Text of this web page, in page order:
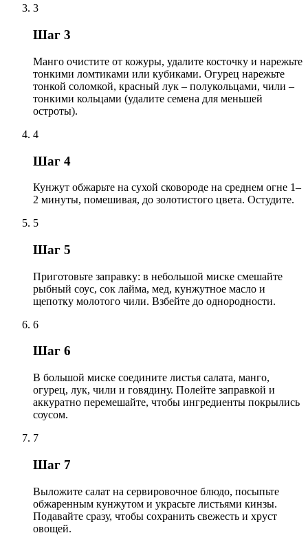
3
Шаг 3
Манго очистите от кожуры, удалите косточку и нарежьте
тонкими ломтиками или кубиками. Огурец нарежьте
тонкой соломкой, красный лук – полукольцами, чили –
тонкими кольцами (удалите семена для меньшей
остроты).
4
Шаг 4
Кунжут обжарьте на сухой сковороде на среднем огне 1–
2 минуты, помешивая, до золотистого цвета. Остудите.
5
Шаг 5
Приготовьте заправку: в небольшой миске смешайте
рыбный соус, сок лайма, мед, кунжутное масло и
щепотку молотого чили. Взбейте до однородности.
6
Шаг 6
В большой миске соедините листья салата, манго,
огурец, лук, чили и говядину. Полейте заправкой и
аккуратно перемешайте, чтобы ингредиенты покрылись
соусом.
7
Шаг 7
Выложите салат на сервировочное блюдо, посыпьте
обжаренным кунжутом и украсьте листьями кинзы.
Подавайте сразу, чтобы сохранить свежесть и хруст
овощей.